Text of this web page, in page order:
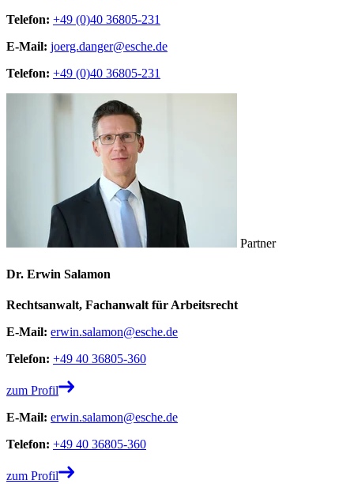
Telefon: +49 (0)40 36805-231
E-Mail: joerg.danger@esche.de
Telefon: +49 (0)40 36805-231
Partner
Dr. Erwin Salamon
Rechtsanwalt, Fachanwalt für Arbeitsrecht
E-Mail: erwin.salamon@esche.de
Telefon: +49 40 36805-360
zum Profil
E-Mail: erwin.salamon@esche.de
Telefon: +49 40 36805-360
zum Profil